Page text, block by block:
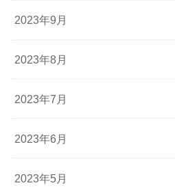
2023年9月
2023年8月
2023年7月
2023年6月
2023年5月